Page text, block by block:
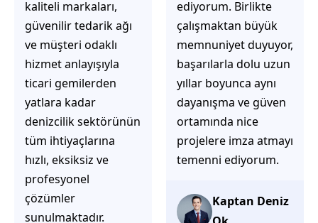
ediyorum. Birlikte
çalışmaktan büyük
memnuniyet duyuyor,
başarılarla dolu uzun
yıllar boyunca aynı
dayanışma ve güven
ortamında nice
projelere imza atmayı
temenni ediyorum.
Kaptan Deniz
doğru çözümler
sunmaya çalışıyorlar.
Müşteri
memnuniyetini ön
planda tutan
yaklaşımları, ilgili
iletişimleri ve
güvenilir hizmet
anlayışları sayesinde
başarılı bir ekip
olduklarını